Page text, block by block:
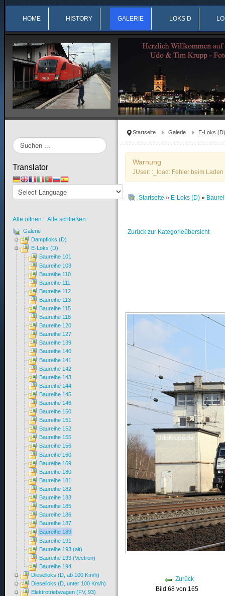
HOME HISTORY GALERIE LOKS D
Startseite Galerie E-Loks (D)
Warnung
JUser: :_load: Fehler beim
Startseite » E-Loks (D) »
Zurück zur Kategorieübersicht
Zurück
Bild 68 von 165
Suchen
...
Translator
Alle öffnen Alle schließen
Galerie
Dampfloks (D)
E-Loks (D)
Baureihe 101
Baureihe 103
Baureihe 110
Baureihe 111
Baureihe 112
Baureihe 113
Baureihe 115
Baureihe 118
Baureihe 120
Baureihe 127
Baureihe 139
Baureihe 140
Baureihe 141
Baureihe 142
Baureihe 143
Baureihe 144
Baureihe 145
Baureihe 146
Baureihe 150
Baureihe 151
Baureihe 152
Baureihe 155
Baureihe 156
Baureihe 160
Baureihe 169
Baureihe 180
Baureihe 181
Baureihe 182
Baureihe 183
Baureihe 185
Baureihe 186
Baureihe 187
Baureihe 189
Baureihe 191
Baureihe 193 (alt)
Baureihe 193 (Vectron)
Baureihe 194
Dieselloks (D, ab 100 Km/h)
Dieselloks (D, unter 100 Km/h)
Elektrotriebwagen (FV, 93)